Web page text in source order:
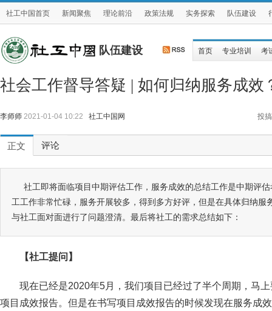
社工中国首页 新闻聚焦 理论前沿 政策法规 实务探索 队伍建设
队伍建设 首页 专业培训 考
社会工作督导答疑 | 如何归纳服务成效
李师师 2021-01-04 10:22 社工中国网 投搞
正文 评论
社工即将面临项目中期评估工作，服务成效的总结工作是中期评
工工作非常忙碌，服务开展较多，得到多方好评，但是在具体归纳服
与社工面对面进行了问题澄清。最后将社工的需求总结如下：
【社工提问】
现在已经是2020年5月，我们项目已经过了半个周期，马
项目成效报告。但是在书写项目成效报告的时候发现在服务成